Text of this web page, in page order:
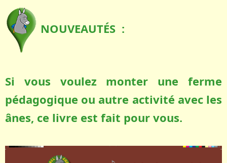
NOUVEAUTÉS :
Si vous voulez monter une ferme
pédagogique ou autre activité avec les
ânes, ce livre est fait pour vous.